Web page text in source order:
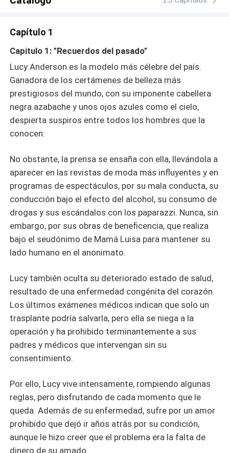
espectáculo. La pasión y el resentimiento resurgen entre
ellos, entrelazados en un torbellino de emociones. Él
tiene en mente una venganza para demostrarle a ella que
con él no se juega. Ella tiene un secreto que pocos
saben. Él será su jefe para las campañas publicitarias de
su empresa. Ella volverá a caer rendida a sus pies.
¿Podrá Jerónimo dejar atrás sus planes de venganza y
ayudar a Lucy a tomar la decisión de su vida? Entre el
medio de la adversidad. En un mundo de brillo y
sombras, la búsqueda del amor verdadero revela la
fuerza interior que puede cambiar vidas y derribar
barreras.
Capítulo 1
Capitulo 1: "Recuerdos del pasado"
Lucy Anderson es la modelo más célebre del país.
Ganadora de los certámenes de belleza más
prestigiosos del mundo, con su imponente cabellera
negra azabache y unos ojos azules como el cielo,
despierta suspiros entre todos los hombres que la
conocen.
No obstante, la prensa se ensaña con ella, llevándola a
aparecer en las revistas de moda más influyentes y en
programas de espectáculos, por su mala conducta, su
conducción bajo el efecto del alcohol, su consumo de
drogas y sus escándalos con los paparazzi. Nunca, sin
embargo, por sus obras de beneficencia, que realiza
bajo el seudónimo de Mamá Luisa para mantener su
lado humano en el anonimato.
Lucy también oculta su deteriorado estado de salud,
resultado de una enfermedad congénita del corazón.
Los últimos exámenes médicos indican que solo un
trasplante podría salvarla, pero ella se niega a la
operación y ha prohibido terminantemente a sus
padres y médicos que intervengan sin su
consentimiento.
Por ello, Lucy vive intensamente, rompiendo algunas
reglas, pero disfrutando de cada momento que le
queda. Además de su enfermedad, sufre por un amor
prohibido que dejó ir años atrás por su condición,
aunque le hizo creer que el problema era la falta de
dinero de su amado.